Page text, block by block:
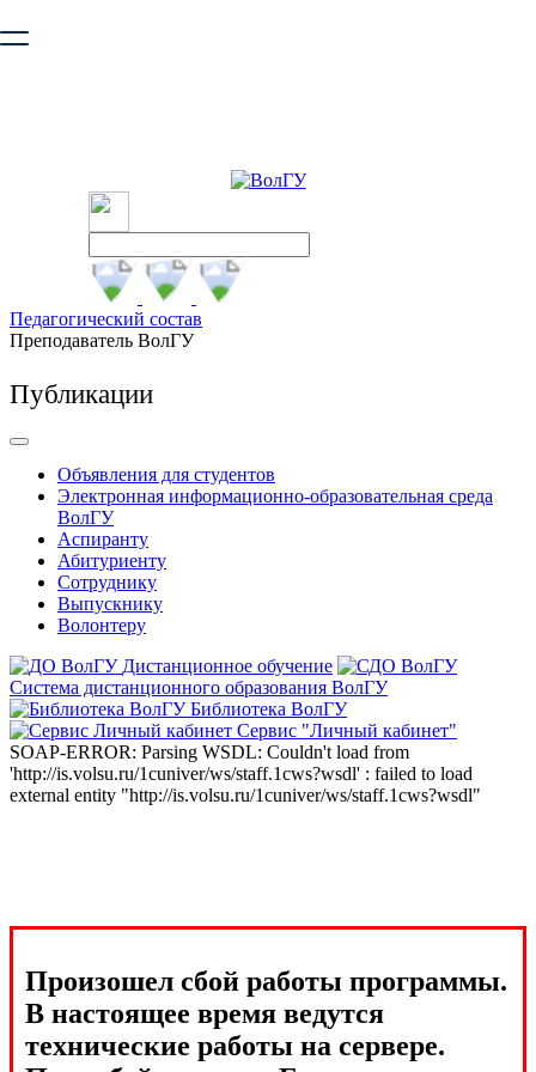
безопасную работу с сайтом. Пожалуйста
Педагогический состав
Преподаватель ВолГУ
Публикации
Объявления для студентов
Электронная информационно-образовательная среда
ВолГУ
Аспиранту
Абитуриенту
Сотруднику
Выпускнику
Волонтеру
Дистанционное обучение
Система дистанционного образования ВолГУ
Библиотека ВолГУ
Сервис "Личный кабинет"
SOAP-ERROR: Parsing WSDL: Couldn't load from
'http://is.volsu.ru/1cuniver/ws/staff.1cws?wsdl' : failed to load
external entity "http://is.volsu.ru/1cuniver/ws/staff.1cws?wsdl"
Произошел сбой работы программы.
В настоящее время ведутся
технические работы на сервере.